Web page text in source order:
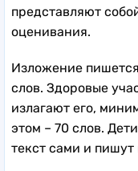
представляют
оценивания.
Изложение
слов. Здоровые
излагают его,
этом – 70 слов.
текст сами и